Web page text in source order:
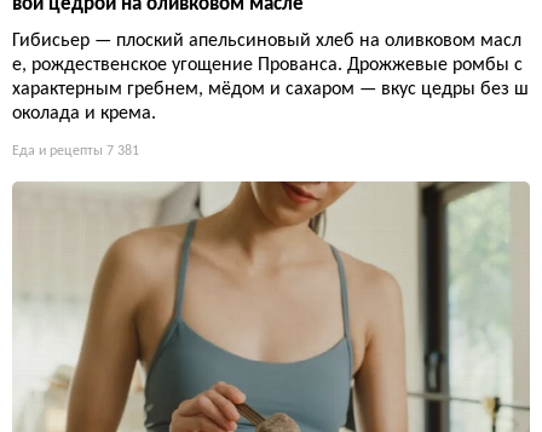
Гибисьер — плоский апельсиновый хлеб на оливковом масл
е, рождественское угощение Прованса. Дрожжевые ромбы с
характерным гребнем, мёдом и сахаром — вкус цедры без ш
околада и крема.
Еда и рецепты 7 381